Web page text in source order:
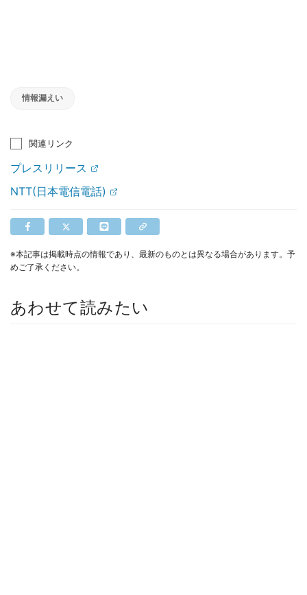
情報漏えい
関連リンク
プレスリリース
NTT(日本電信電話)
※本記事は掲載時点の情報であり、最新のものとは異なる場合があります。予
めご了承ください。
あわせて読みたい